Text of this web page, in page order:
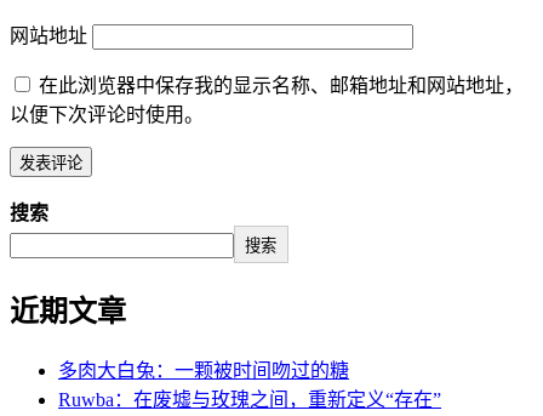
网站地址
在此浏览器中保存我的显示名称、邮箱地址和网站地址，
以便下次评论时使用。
搜索
搜索
近期文章
多肉大白兔：一颗被时间吻过的糖
Ruwba：在废墟与玫瑰之间，重新定义“存在”